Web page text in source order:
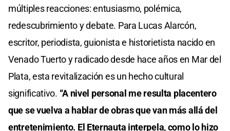
múltiples reacciones: entusiasmo, polémica,
redescubrimiento y debate. Para Lucas Alarcón,
escritor, periodista, guionista e historietista nacido en
Venado Tuerto y radicado desde hace años en Mar del
Plata, esta revitalización es un hecho cultural
significativo. “A nivel personal me resulta placentero
que se vuelva a hablar de obras que van más allá del
entretenimiento. El Eternauta interpela, como lo hizo